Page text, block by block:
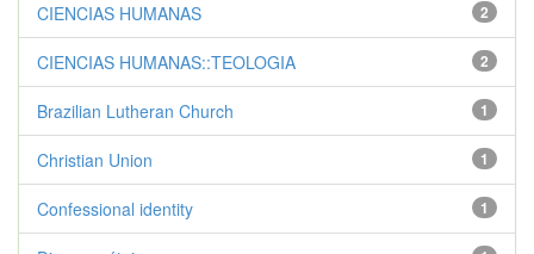
2
CIENCIAS HUMANAS
2
CIENCIAS HUMANAS::TEOLOGIA
1
Brazilian Lutheran Church
1
Christian Union
1
Confessional identity